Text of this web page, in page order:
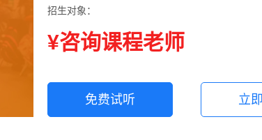
招生对象：
¥咨询课程老师
免费试听 立